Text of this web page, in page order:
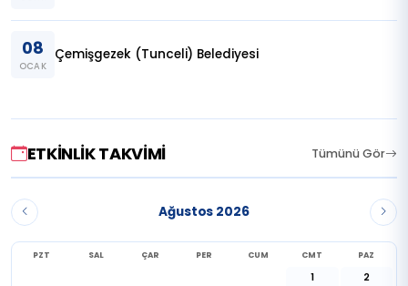
08
OCAK
Çemişgezek (Tunceli) Belediyesi
ETKINLIK TAKVIMI Tümünü Gör
Ağustos 2026
PZT SAL ÇAR PER CUM CMT PAZ
1 2